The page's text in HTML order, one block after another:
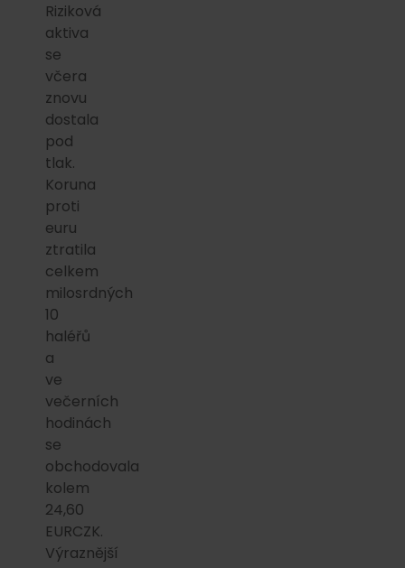
Riziková
aktiva
se
včera
znovu
dostala
pod
tlak.
Koruna
proti
euru
ztratila
celkem
milosrdných
10
haléřů
a
ve
večerních
hodinách
se
obchodovala
kolem
24,60
EURCZK.
Výraznější